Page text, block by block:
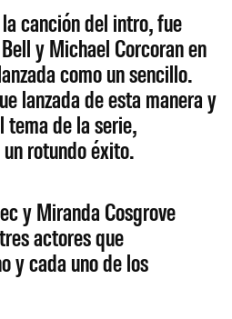
canción del intro, fue
y Michael Corcoran en
como un sencillo.
lanzada de esta manera y
tema de la serie,
rotundo éxito.
y Miranda Cosgrove
actores que
y cada uno de los